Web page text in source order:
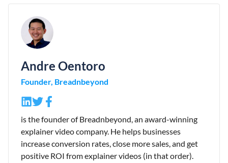
Andre Oentoro
Founder, Breadnbeyond
is the founder of Breadnbeyond, an award-winning
explainer video company. He helps businesses
increase conversion rates, close more sales, and get
positive ROI from explainer videos (in that order).